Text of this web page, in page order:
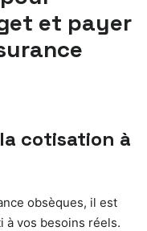
et payer
cotisation à
obsèques, il est
à vos besoins réels.